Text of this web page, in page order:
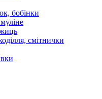
бобінки
смітнички